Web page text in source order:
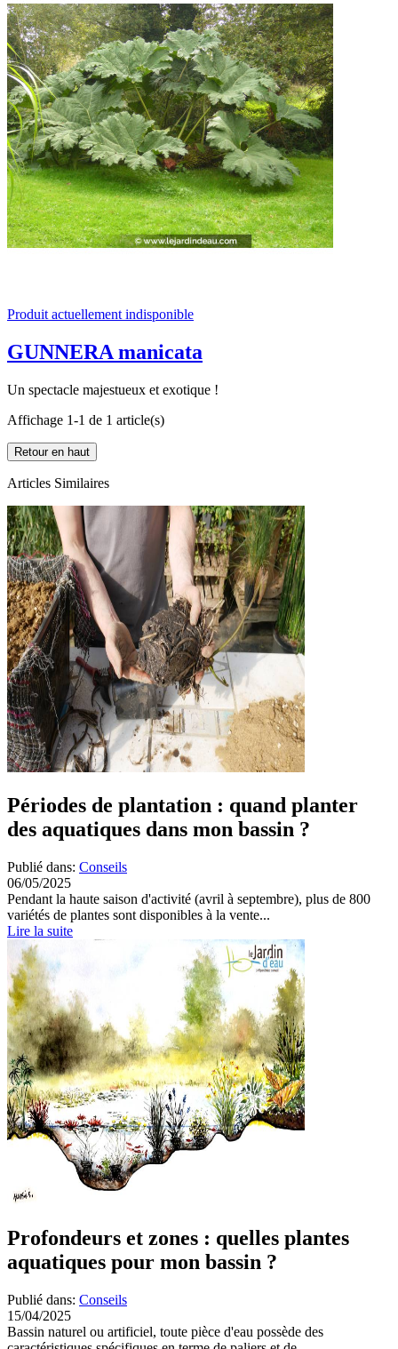
Produit actuellement indisponible
GUNNERA manicata
Un spectacle majestueux et exotique !
Affichage 1-1 de 1 article(s)
Retour en haut
Articles Similaires
Périodes de plantation : quand planter
des aquatiques dans mon bassin ?
Publié dans: Conseils
06/05/2025
Pendant la haute saison d'activité (avril à septembre), plus de 800
variétés de plantes sont disponibles à la vente...
Lire la suite
Profondeurs et zones : quelles plantes
aquatiques pour mon bassin ?
Publié dans: Conseils
15/04/2025
Bassin naturel ou artificiel, toute pièce d'eau possède des